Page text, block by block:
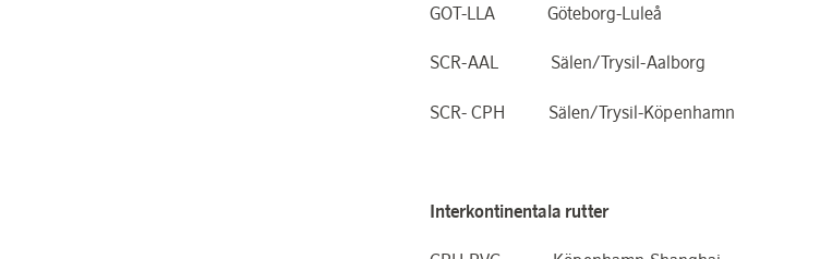
GOT-LLA Göteborg-Luleå
SCR-AAL Sälen/Trysil-Aalborg
SCR- CPH Sälen/Trysil-Köpenhamn
Interkontinentala rutter